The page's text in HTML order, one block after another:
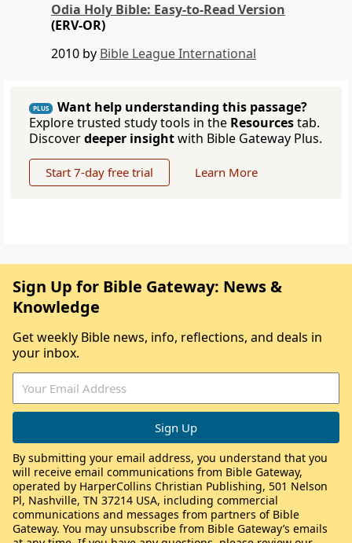
Odia Holy Bible: Easy-to-Read Version
(ERV-OR)
2010 by Bible League International
PLUS
Want help understanding this passage?
Explore trusted study tools in the Resourcestab.
Discoverdeeper insightwith Bible Gateway Plus.
Start 7-day free trial Learn More
Sign Up for Bible Gateway: News &
Knowledge
Get weekly Bible news, info, reflections, and deals in
your inbox.
By submitting your email address, you understand that you
will receive email communications from Bible Gateway,
operated by HarperCollins Christian Publishing, 501 Nelson
Pl, Nashville, TN 37214 USA, including commercial
communications and messages from partners of Bible
Gateway. You may unsubscribe from Bible Gateway’s emails